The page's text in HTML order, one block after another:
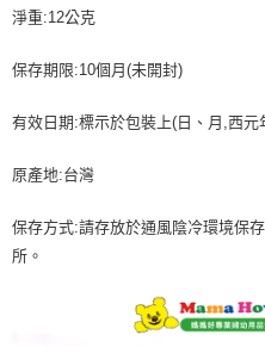
後付繳納相關費用。
是否繳費成功／繳費後需取消欲退款
客戶支援中心」https://
【注意事項】
易，需依本服務之必要範圍內提供個
權轉讓予恩沛科技股份有限公司。
https://aftee.tw/terms/#terms3
３．未成年的使用者請事先徵得法定
４．使用「AFTEE先享後付」時，
時審查核予不同之上限額度；若仍
每筆NT$60，滿NT$590(含以上)
宅配
每筆NT$150，滿NT$890(含以
淨重:12公克
保存期限:10個月(未開封)
有效日期:標示於包裝上(日、月,西元
原產地:台灣
保存方式:請存放於通風陰冷環境保
所。